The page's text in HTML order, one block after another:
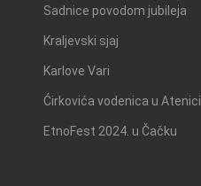
Sadnice povodom jubileja
Kraljevski sjaj
Karlove Vari
Ćirkovića vodenica u Atenici
EtnoFest 2024. u Čačku